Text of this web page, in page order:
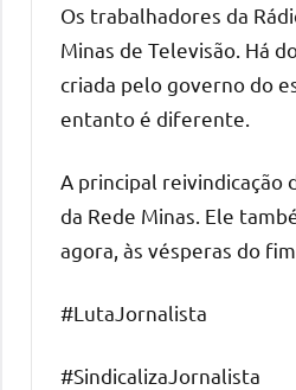
Os trabalhadores da
Minas de Televisão. Há
criada pelo governo do
entanto é diferente.
A principal reivindicação
da Rede Minas. Ele
agora, às vésperas do
#LutaJornalista
#SindicalizaJornalista